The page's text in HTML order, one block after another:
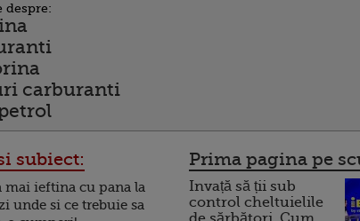
despre:
carburanti
subiect:
mai ieftina cu pana la
unde si ce trebuie sa
Prima pagina pe
Invață să ții sub
control cheltuielile